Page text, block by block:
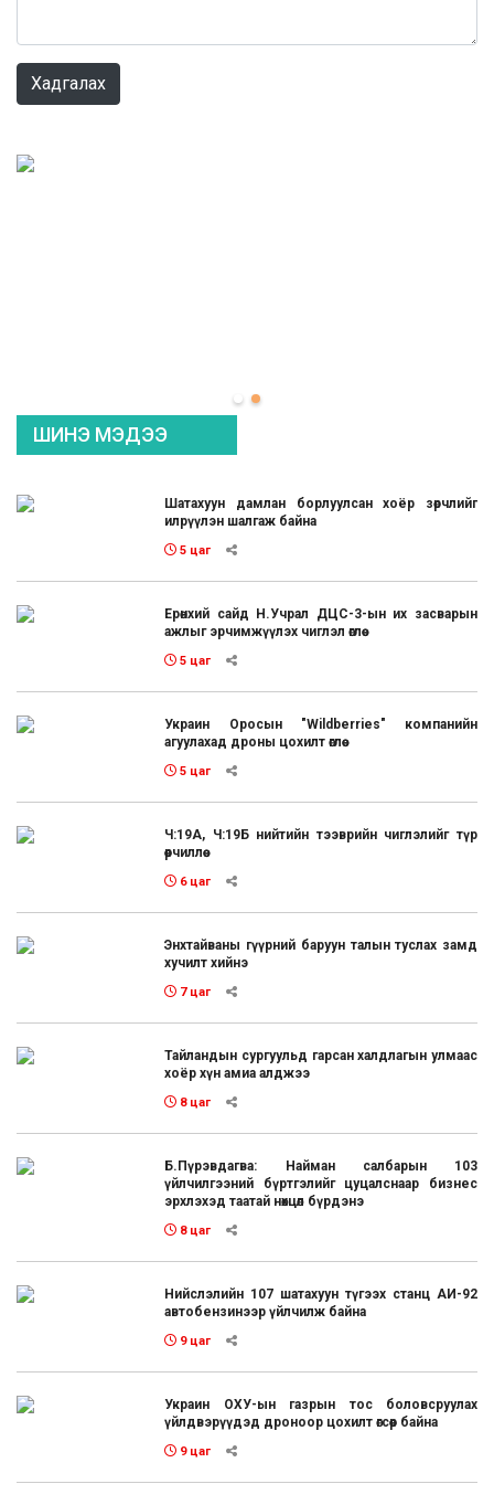
Хадгалах
ШИНЭ МЭДЭЭ
Шатахуун дамлан борлуулсан хоёр зөрчлийг
илрүүлэн шалгаж байна
5 цаг
Ерөнхий сайд Н.Учрал ДЦС-3-ын их засварын
ажлыг эрчимжүүлэх чиглэл өглөө
5 цаг
Украин Оросын "Wildberries" компанийн
агуулахад дроны цохилт өглөө
5 цаг
Ч:19А, Ч:19Б нийтийн тээврийн чиглэлийг түр
өөрчиллөө
6 цаг
Энхтайваны гүүрний баруун талын туслах замд
хучилт хийнэ
7 цаг
Тайландын сургуульд гарсан халдлагын улмаас
хоёр хүн амиа алджээ
8 цаг
Б.Пүрэвдагва: Найман салбарын 103
үйлчилгээний бүртгэлийг цуцалснаар бизнес
эрхлэхэд таатай нөхцөл бүрдэнэ
8 цаг
Нийслэлийн 107 шатахуун түгээх станц АИ-92
автобензинээр үйлчилж байна
9 цаг
Украин ОХУ-ын газрын тос боловсруулах
үйлдвэрүүдэд дроноор цохилт өгсөөр байна
9 цаг